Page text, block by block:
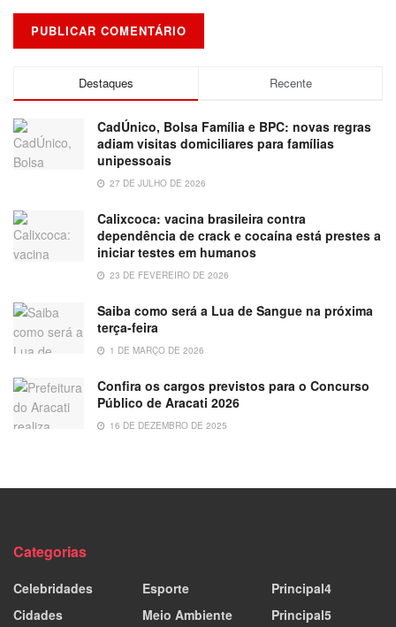
Destaques Recente
CadÚnico, Bolsa Família e BPC: novas regras
adiam visitas domiciliares para famílias
unipessoais
27 DE JULHO DE 2026
Calixcoca: vacina brasileira contra
dependência de crack e cocaína está prestes a
iniciar testes em humanos
23 DE FEVEREIRO DE 2026
Saiba como será a Lua de Sangue na próxima
terça-feira
1 DE MARÇO DE 2026
Confira os cargos previstos para o Concurso
Público de Aracati 2026
16 DE DEZEMBRO DE 2025
Categorias
Celebridades
Cidades
Esporte
Meio Ambiente
Principal4
Principal5